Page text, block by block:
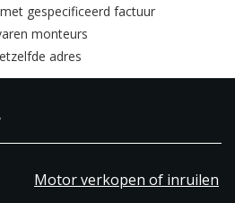
gespecificeerd factuur
monteurs
adres
Motor verkopen of inruilen